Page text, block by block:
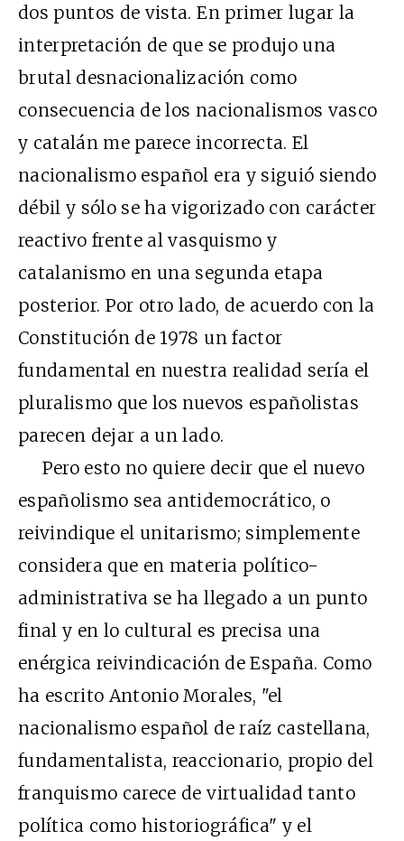
dos puntos de vista. En primer lugar la
interpretación de que se produjo una
brutal desnacionalización como
consecuencia de los nacionalismos vasco
y catalán me parece incorrecta. El
nacionalismo español era y siguió siendo
débil y sólo se ha vigorizado con carácter
reactivo frente al vasquismo y
catalanismo en una segunda etapa
posterior. Por otro lado, de acuerdo con la
Constitución de 1978 un factor
fundamental en nuestra realidad sería el
pluralismo que los nuevos españolistas
parecen dejar a un lado.
Pero esto no quiere decir que el nuevo
españolismo sea antidemocrático, o
reivindique el unitarismo; simplemente
considera que en materia político-
administrativa se ha llegado a un punto
final y en lo cultural es precisa una
enérgica reivindicación de España. Como
ha escrito Antonio Morales, "el
nacionalismo español de raíz castellana,
fundamentalista, reaccionario, propio del
franquismo carece de virtualidad tanto
política como historiográfica" y el